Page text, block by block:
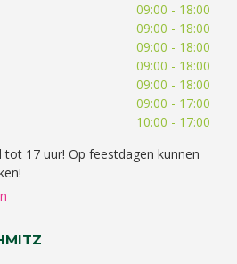
09:00 - 18:00
09:00 - 18:00
09:00 - 18:00
09:00 - 18:00
09:00 - 18:00
09:00 - 17:00
10:00 - 17:00
17 uur! Op feestdagen kunnen